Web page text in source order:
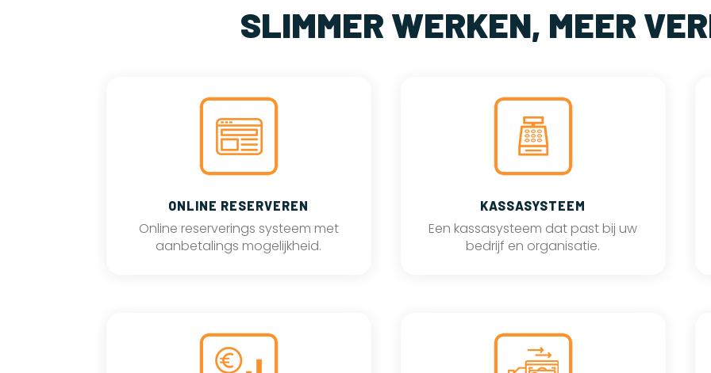
SLIMMER WERKEN, MEER
ONLINE RESERVEREN
Online reserverings systeem met
aanbetalings mogelijkheid.
KASSASYSTEEM
Een kassasysteem dat past bij uw
bedrijf en organisatie.